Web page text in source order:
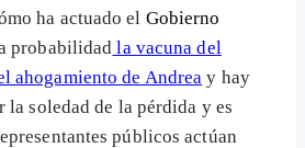
ha actuado el Gobierno
probabilidad la vacuna del
ahogamiento de Andrea y hay
la soledad de la pérdida y es
públicos actúan